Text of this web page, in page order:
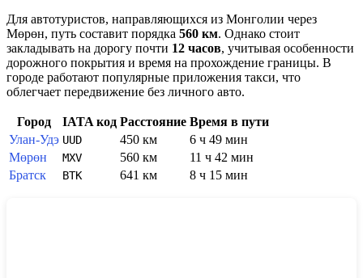
Для автотуристов, направляющихся из Монголии через
Мөрөн, путь составит порядка 560 км. Однако стоит
закладывать на дорогу почти 12 часов, учитывая особенности
дорожного покрытия и время на прохождение границы. В
городе работают популярные приложения такси, что
облегчает передвижение без личного авто.
Город IATA код Расстояние Время в пути
Улан-Удэ UUD 450 км
6 ч 49 мин
Мөрөн
MXV 560 км
11 ч 42 мин
Братск
BTK 641 км 8 ч 15 мин